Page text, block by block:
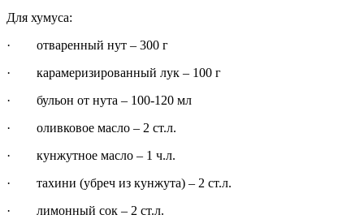
Для хумуса:
· отваренный нут – 300 г
· карамеризированный лук – 100 г
· бульон от нута – 100-120 мл
· оливковое масло – 2 ст.л.
· кунжутное масло – 1 ч.л.
· тахини (убреч из кунжута) – 2 ст.л.
· лимонный сок – 2 ст.л.